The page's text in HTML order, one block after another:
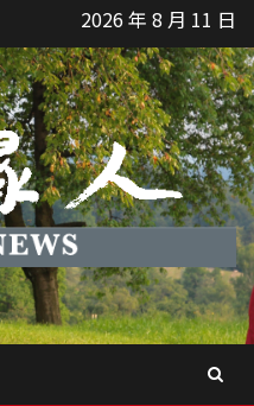
2026 年 8 月 11 日